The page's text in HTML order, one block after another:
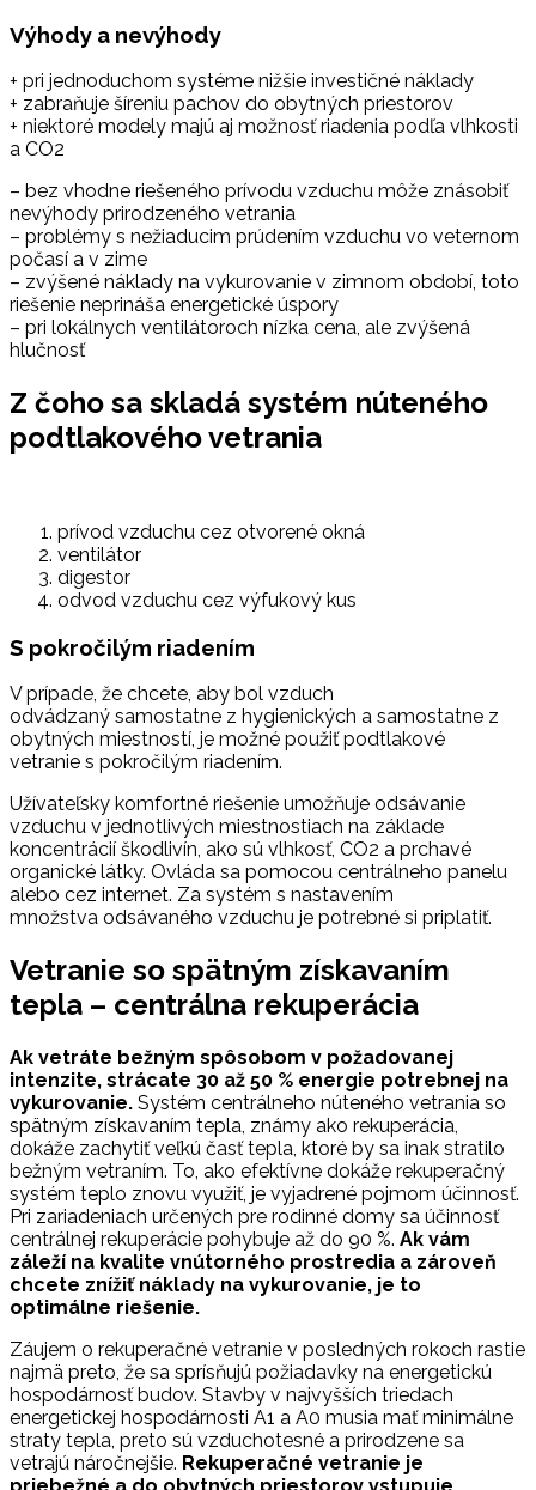
Výhody a nevýhody
+ pri jednoduchom systéme nižšie investičné náklady
+ zabraňuje šíreniu pachov do obytných priestorov
+ niektoré modely majú aj možnosť riadenia podľa vlhkosti
a CO2
– bez vhodne riešeného prívodu vzduchu môže znásobiť
nevýhody prirodzeného vetrania
– problémy s nežiaducim prúdením vzduchu vo veternom
počasí a v zime
– zvýšené náklady na vykurovanie v zimnom období, toto
riešenie neprináša energetické úspory
– pri lokálnych ventilátoroch nízka cena, ale zvýšená
hlučnosť
Z čoho sa skladá systém núteného
podtlakového vetrania
prívod vzduchu cez otvorené okná
ventilátor
digestor
odvod vzduchu cez výfukový kus
S pokročilým riadením
V prípade, že chcete, aby bol vzduch
odvádzaný samostatne z hygienických a samostatne z
obytných miestností, je možné použiť podtlakové
vetranie s pokročilým riadením.
Užívateľsky komfortné riešenie umožňuje odsávanie
vzduchu v jednotlivých miestnostiach na základe
koncentrácií škodlivín, ako sú vlhkosť, CO2 a prchavé
organické látky. Ovláda sa pomocou centrálneho panelu
alebo cez internet. Za systém s nastavením
množstva odsávaného vzduchu je potrebné si priplatiť.
Vetranie so spätným získavaním
tepla – centrálna rekuperácia
Ak vetráte bežným spôsobom v požadovanej
intenzite, strácate 30 až 50 % energie potrebnej na
vykurovanie. Systém centrálneho núteného vetrania so
spätným získavaním tepla, známy ako rekuperácia,
dokáže zachytiť veľkú časť tepla, ktoré by sa inak stratilo
bežným vetraním. To, ako efektívne dokáže rekuperačný
systém teplo znovu využiť, je vyjadrené pojmom účinnosť.
Pri zariadeniach určených pre rodinné domy sa účinnosť
centrálnej rekuperácie pohybuje až do 90 %. Ak vám
záleží na kvalite vnútorného prostredia a zároveň
chcete znížiť náklady na vykurovanie, je to
optimálne riešenie.
Záujem o rekuperačné vetranie v posledných rokoch rastie
najmä preto, že sa sprísňujú požiadavky na energetickú
hospodárnosť budov. Stavby v najvyšších triedach
energetickej hospodárnosti A1 a A0 musia mať minimálne
straty tepla, preto sú vzduchotesné a prirodzene sa
vetrajú náročnejšie. Rekuperačné vetranie je